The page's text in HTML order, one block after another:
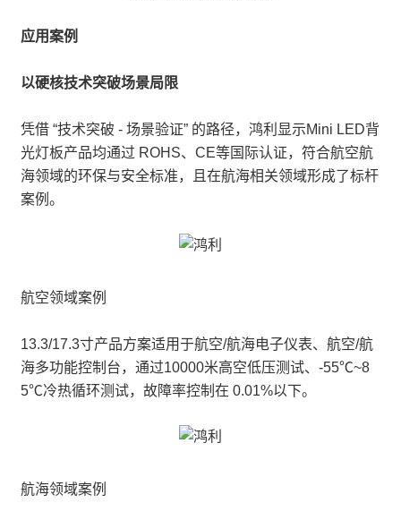
应用案例
以硬核技术突破场景局限
凭借 “技术突破 - 场景验证” 的路径，鸿利显示Mini LED背
光灯板产品均通过 ROHS、CE等国际认证，符合航空航
海领域的环保与安全标准，且在航海相关领域形成了标杆
案例。
航空领域案例
13.3/17.3寸产品方案适用于航空/航海电子仪表、航空/航
海多功能控制台，通过10000米高空低压测试、-55℃~8
5℃冷热循环测试，故障率控制在 0.01%以下。
航海领域案例